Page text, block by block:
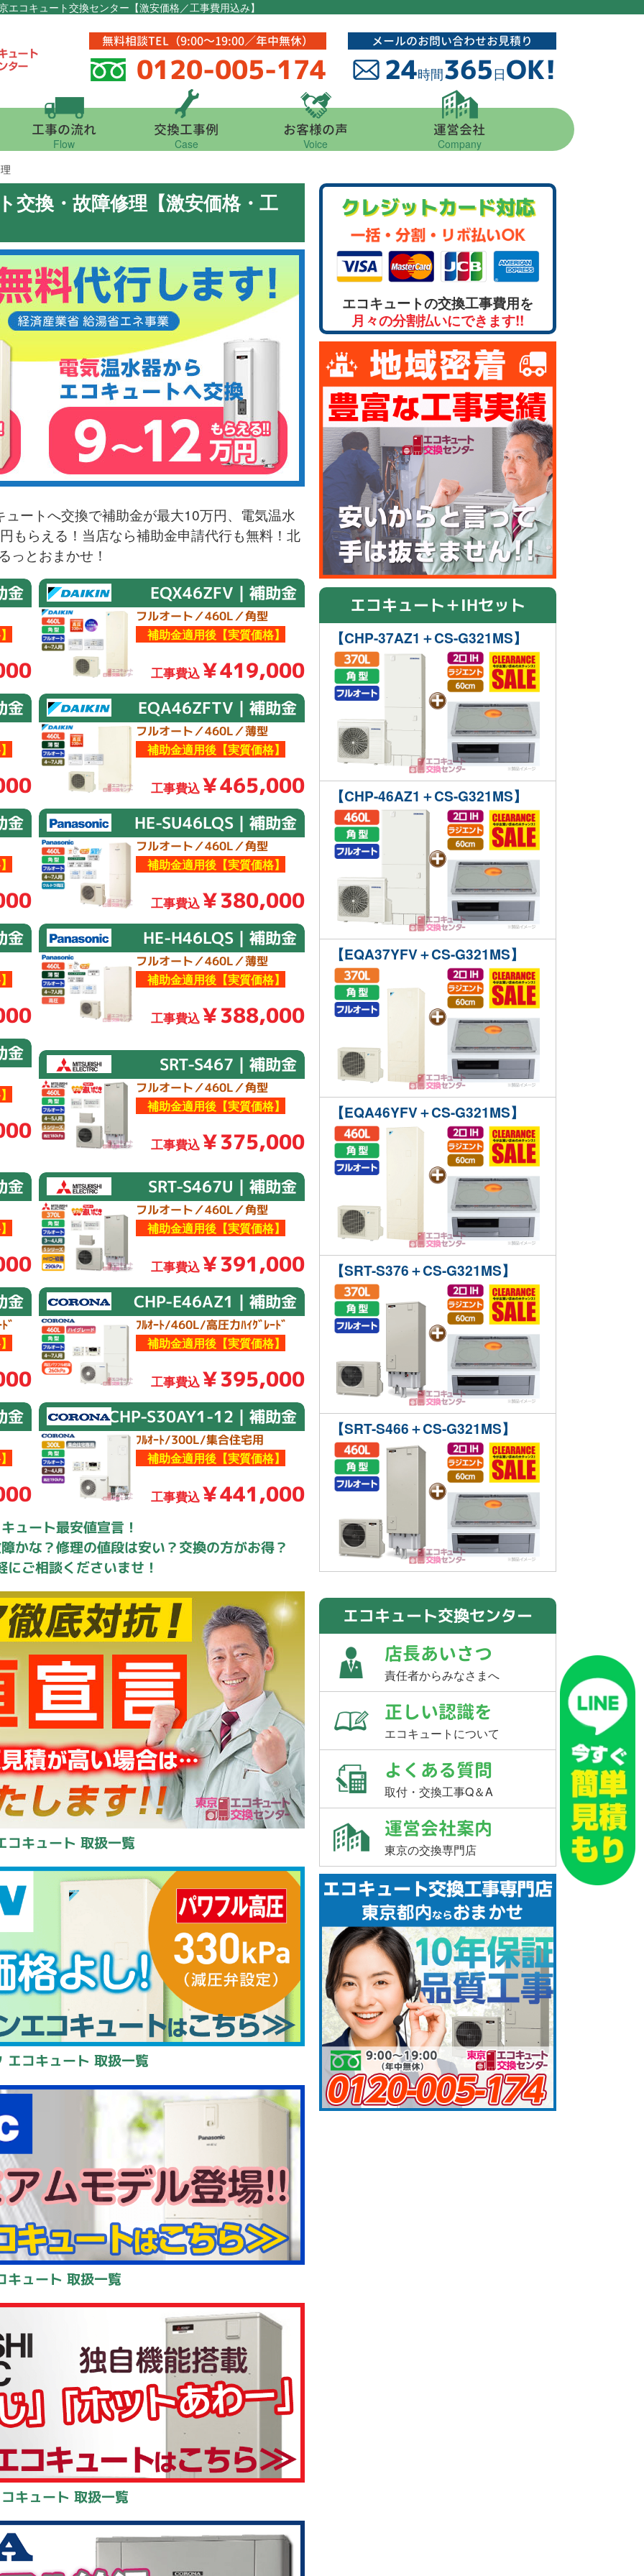
コキュート交換センター【激安価格／工事費用込み】
無料相談TEL（9:00～19:00／年中無休）
0120-005-174
メールのお問い合わせお見積り
24時間365日OK!
工事の流れ
Flow
交換工事例
Case
お客様の声
Voice
運営会社
Company
交換・故障修理【激安価格・工
ートへ交換で補助金が最大10万円、電気温水
もらえる！当店なら補助金申請代行も無料！北
っとおまかせ！
金 EQX46ZFV｜補助金
フルオート／460L／角型
補助金適用後【実質価格】
工事費込￥419,000
金 EQA46ZFTV｜補助金
フルオート／460L／薄型
補助金適用後【実質価格】
工事費込￥465,000
金 HE-SU46LQS｜補助金
フルオート／460L／角型
補助金適用後【実質価格】
工事費込￥380,000
金 HE-H46LQS｜補助金
フルオート／460L／薄型
補助金適用後【実質価格】
工事費込￥388,000
金
SRT-S467｜補助金
フルオート／460L／角型
補助金適用後【実質価格】
工事費込￥375,000
金 SRT-S467U｜補助金
フルオート／460L／角型
補助金適用後【実質価格】
工事費込￥391,000
金
ﾞ
CHP-E46AZ1｜補助金
ﾌﾙｵｰﾄ/460L/高圧力ﾊｲｸﾞﾚｰﾄﾞ
補助金適用後【実質価格】
工事費込￥395,000
金 CHP-S30AY1-12｜補助金
ﾌﾙｵｰﾄ/300L/集合住宅用
補助金適用後【実質価格】
工事費込￥441,000
ュート最安値宣言！
かな？修理の値段は安い？交換の方がお得？
にご相談くださいませ！
コキュート 取扱一覧
エコキュート 取扱一覧
キュート 取扱一覧
キュート 取扱一覧
クレジットカード対応
エコキュートの交換工事費用を
月々の分割払いにできます!!
エコキュート＋IHセット
【CHP-37AZ1＋CS-G321MS】
【CHP-46AZ1＋CS-G321MS】
【EQA37YFV＋CS-G321MS】
【EQA46YFV＋CS-G321MS】
【SRT-S376＋CS-G321MS】
【SRT-S466＋CS-G321MS】
エコキュート交換センター
店長あいさつ
責任者からみなさまへ
正しい認識を
エコキュートについて
よくある質問
取付・交換工事Q＆A
運営会社案内
東京の交換専門店